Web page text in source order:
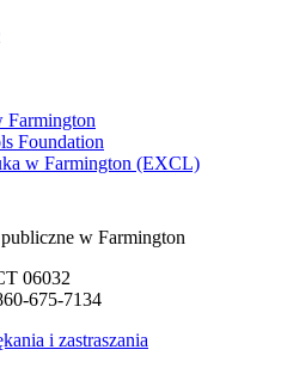
Farmington
Foundation
w Farmington (EXCL)
w Farmington
06032
675-7134
i zastraszania